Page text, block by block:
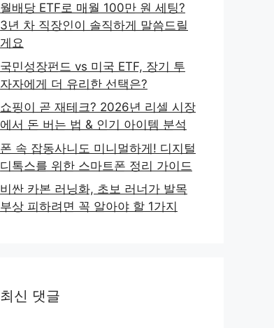
월배당 ETF로 매월 100만 원 세팅?
3년 차 직장인이 솔직하게 말씀드릴
게요
국민성장펀드 vs 미국 ETF, 장기 투
자자에게 더 유리한 선택은?
쇼핑이 곧 재테크? 2026년 리셀 시장
에서 돈 버는 법 & 인기 아이템 분석
폰 속 잡동사니도 미니멀하게! 디지털
디톡스를 위한 스마트폰 정리 가이드
비싼 카본 러닝화, 초보 러너가 발목
부상 피하려면 꼭 알아야 할 1가지
최신 댓글